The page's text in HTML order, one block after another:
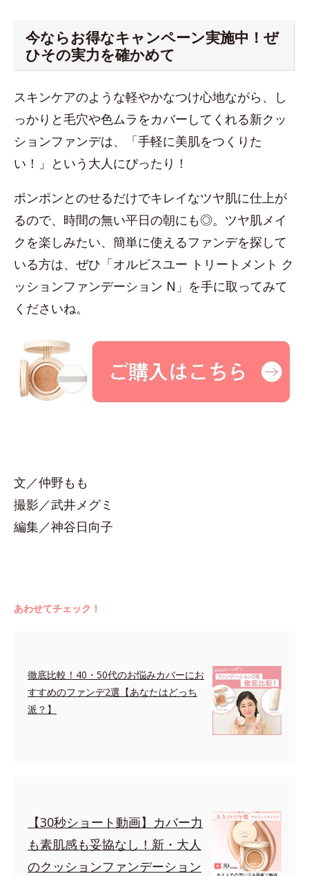
今ならお得なキャンペーン実施中！ぜ
ひその実力を確かめて
スキンケアのような軽やかなつけ心地ながら、し
っかりと毛穴や色ムラをカバーしてくれる新クッ
ションファンデは、「手軽に美肌をつくりた
い！」という大人にぴったり！
ポンポンとのせるだけでキレイなツヤ肌に仕上が
るので、時間の無い平日の朝にも◎。ツヤ肌メイ
クを楽しみたい、簡単に使えるファンデを探して
いる方は、ぜひ「オルビスユー トリートメント ク
ッションファンデーション N」を手に取ってみて
くださいね。
文／仲野もも
撮影／武井メグミ
編集／神谷日向子
あわせてチェック！
徹底比較！40・50代のお悩みカバーにお
すすめのファンデ2選【あなたはどっち
派？】
【30秒ショート動画】カバー力
も素肌感も妥協なし！新・大人
のクッションファンデーション